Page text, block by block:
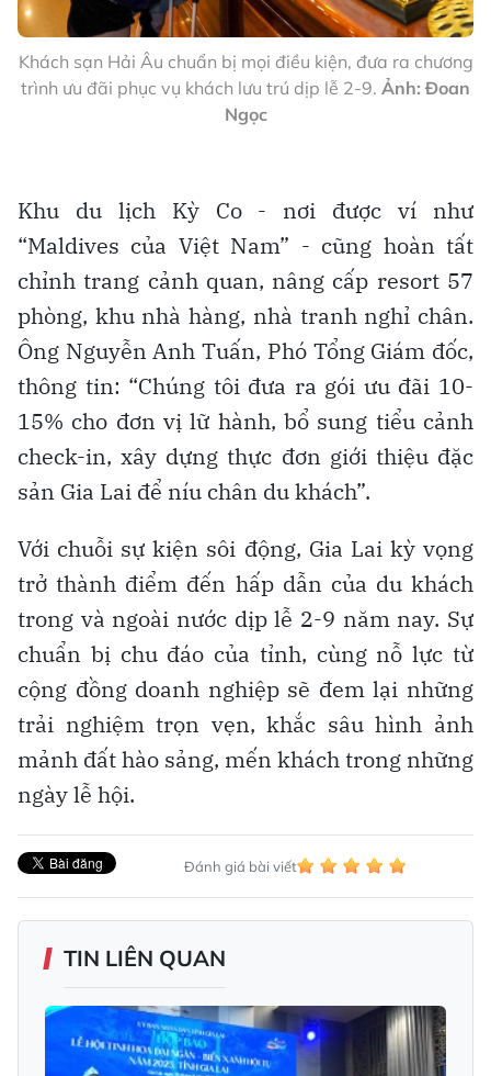
Khách sạn Hải Âu chuẩn bị mọi điều kiện, đưa ra chương
trình ưu đãi phục vụ khách lưu trú dịp lễ 2-9. Ảnh: Đoan
Ngọc
Khu du lịch Kỳ Co - nơi được ví như
“Maldives của Việt Nam” - cũng hoàn tất
chỉnh trang cảnh quan, nâng cấp resort 57
phòng, khu nhà hàng, nhà tranh nghỉ chân.
Ông Nguyễn Anh Tuấn, Phó Tổng Giám đốc,
thông tin: “Chúng tôi đưa ra gói ưu đãi 10-
15% cho đơn vị lữ hành, bổ sung tiểu cảnh
check-in, xây dựng thực đơn giới thiệu đặc
sản Gia Lai để níu chân du khách”.
Với chuỗi sự kiện sôi động, Gia Lai kỳ vọng
trở thành điểm đến hấp dẫn của du khách
trong và ngoài nước dịp lễ 2-9 năm nay. Sự
chuẩn bị chu đáo của tỉnh, cùng nỗ lực từ
cộng đồng doanh nghiệp sẽ đem lại những
trải nghiệm trọn vẹn, khắc sâu hình ảnh
mảnh đất hào sảng, mến khách trong những
ngày lễ hội.
Đánh giá bài viết
TIN LIÊN QUAN